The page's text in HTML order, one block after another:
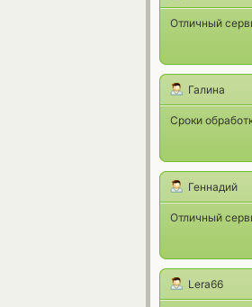
Отличный
Галина
Сроки
Геннадий
Отличный
Lera66